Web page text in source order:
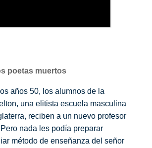
poetas muertos
años 50, los alumnos de la
una elitista escuela masculina
reciben a un nuevo profesor
nada les podía preparar
método de enseñanza del señor